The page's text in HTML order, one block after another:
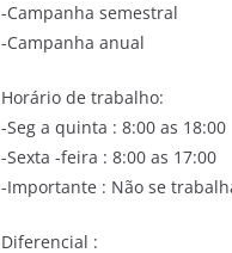
-Campanha semestral
-Campanha anual
Horário de trabalho:
-Seg a quinta : 8:00 as 18:00
-Sexta -feira : 8:00 as 17:00
-Importante : Não se
Diferencial :